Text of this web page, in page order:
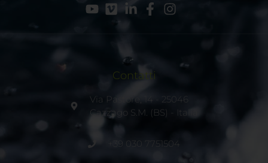
Contatti
Via Pastore, 14 - 25046
Cazzago S.M. (BS) - Italia
+39 030 7751504